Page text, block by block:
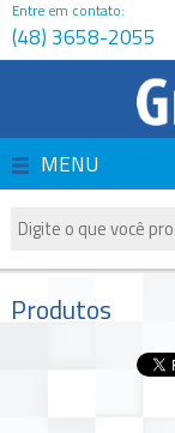
Página Inicial
Produtos
Entre em contato:
(48) 3658-2055
MENU
Produtos